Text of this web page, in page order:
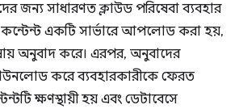
জন্য সাধারণত ক্লাউড পরিষেবা ব্যবহার
কন্টেন্ট একটি সার্ভারে আপলোড করা হয়,
অনুবাদ করে। এরপর, অনুবাদের
করে ব্যবহারকারীকে ফেরত
ক্ষণস্থায়ী হয় এবং ডেটাবেসে